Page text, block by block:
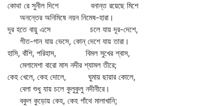
কোথা রে সুনীল দিশে বনান্ত রয়েছে মিশে
অনন্তের অনিমিষে নয়ন নিমেষ-হারা।
দূর হতে বায়ু এসে চলে যায় দূর-দেশে,
গীত-গান যায় ভেসে, কোন্‌ দেশে যায় তারা।
হাসি, বাঁশি, পরিহাস, বিমল সুখের শ্বাস,
মেলামেশা বারো মাস নদীর শ্যামল তীরে;
কেহ খেলে, কেহ দোলে, ঘুমায় ছায়ার কোলে,
বেলা শুধু যায় চলে কুলুকুলু নদীনীরে।
বকুল কুড়োয় কেহ, কেহ গাঁথে মালাখানি;